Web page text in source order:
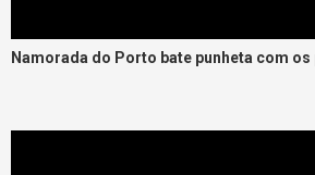
Namorada do Porto bate punheta com os